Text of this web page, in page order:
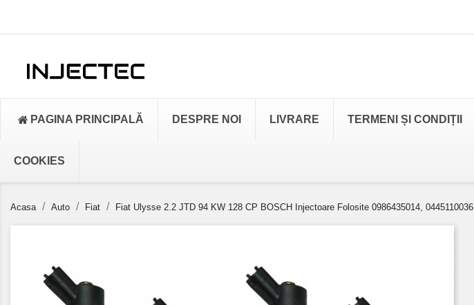
PAGINA PRINCIPALĂ DESPRE NOI LIVRARE TERMENI ȘI CONDIȚII
COOKIES
Acasa Auto Fiat Fiat Ulysse 2.2 JTD 94 KW 128 CP BOSCH Injectoare Folosite 0986435014, 0445110036